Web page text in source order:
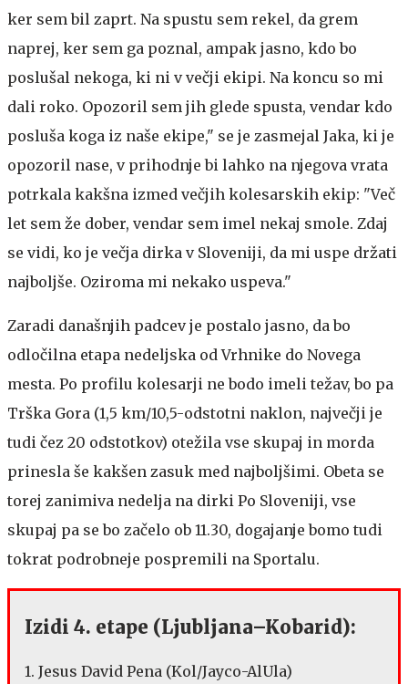
ker sem bil zaprt. Na spustu sem rekel, da grem
naprej, ker sem ga poznal, ampak jasno, kdo bo
poslušal nekoga, ki ni v večji ekipi. Na koncu so mi
dali roko. Opozoril sem jih glede spusta, vendar kdo
posluša koga iz naše ekipe," se je zasmejal Jaka, ki je
opozoril nase, v prihodnje bi lahko na njegova vrata
potrkala kakšna izmed večjih kolesarskih ekip: "Več
let sem že dober, vendar sem imel nekaj smole. Zdaj
se vidi, ko je večja dirka v Sloveniji, da mi uspe držati
najboljše. Oziroma mi nekako uspeva."
Zaradi današnjih padcev je postalo jasno, da bo
odločilna etapa nedeljska od Vrhnike do Novega
mesta. Po profilu kolesarji ne bodo imeli težav, bo pa
Trška Gora (1,5 km/10,5-odstotni naklon, največji je
tudi čez 20 odstotkov) otežila vse skupaj in morda
prinesla še kakšen zasuk med najboljšimi. Obeta se
torej zanimiva nedelja na dirki Po Sloveniji, vse
skupaj pa se bo začelo ob 11.30, dogajanje bomo tudi
tokrat podrobneje pospremili na Sportalu.
Izidi 4. etape (Ljubljana–Kobarid):
1. Jesus David Pena (Kol/Jayco-AlUla)